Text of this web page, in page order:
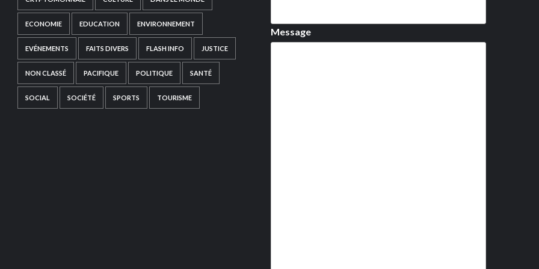
ECONOMIE EDUCATION ENVIRONNEMENT
EVÉNEMENTS FAITS DIVERS FLASH INFO JUSTICE
NON CLASSÉ PACIFIQUE POLITIQUE SANTÉ
SOCIAL SOCIÉTÉ SPORTS TOURISME
Message